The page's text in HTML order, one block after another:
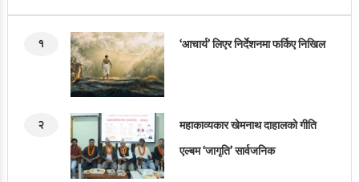
१ ‘आचार्य’ लिएर निर्देशनमा फर्किए निखिल
२
महाकाव्यकार खेमनाथ दाहालको गीति
एल्बम ‘जागृति’ सार्वजनिक